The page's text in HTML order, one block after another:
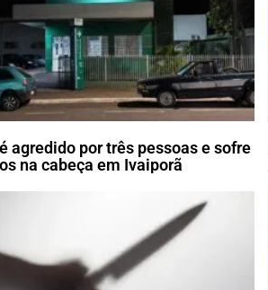
agredido por três pessoas e sofre
na cabeça em Ivaiporã